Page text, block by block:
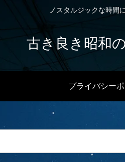
ノスタルジックな時間
古き良き昭和